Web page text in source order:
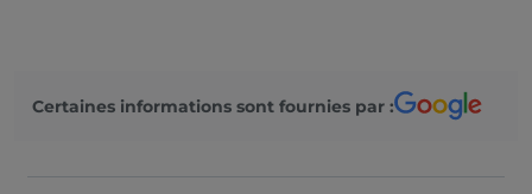
Certaines informations sont fournies par :